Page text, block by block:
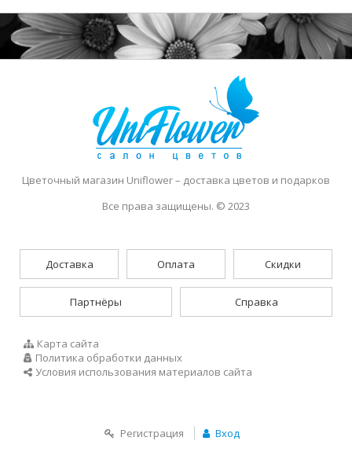
Цветочный магазин Uniflower– доставка цветов и подарков
Все права защищены. © 2023
Доставка Оплата Скидки
Партнёры Справка
Карта сайта
Политика обработки данных
Условия использования материалов сайта
Регистрация Вход